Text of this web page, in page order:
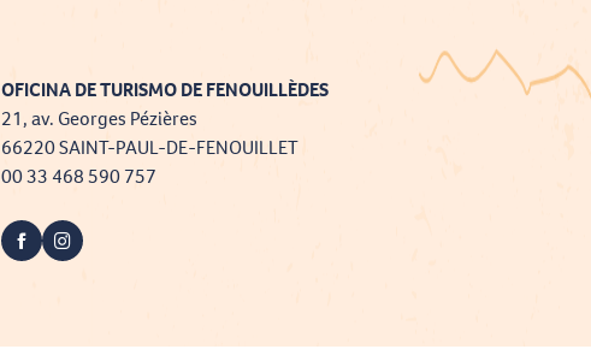
OFICINA DE TURISMO DE FENOUILLÈDES
21, av. Georges Pézières
66220 SAINT-PAUL-DE-FENOUILLET
00 33 468 590 757